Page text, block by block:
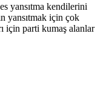
yansıtma kendilerini
yansıtmak için çok
için parti kumaş alanlar